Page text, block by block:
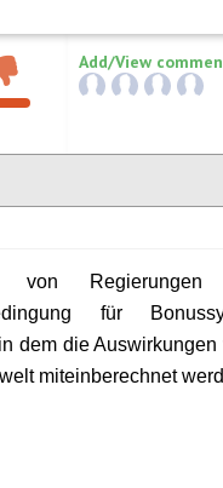
Add/View
von Regierungen
für
dem dieAuswirkungen
miteinberechnet